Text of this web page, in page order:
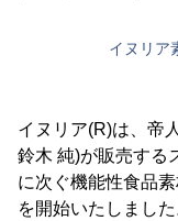
イヌリア
イヌリア(R)は、帝
鈴木 純)が販売する
に次ぐ機能性食品
を開始いたしました